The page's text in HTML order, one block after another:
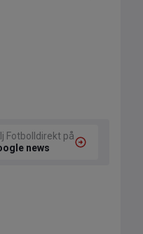
Fotbolldirekt på
news